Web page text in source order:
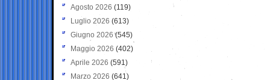
Agosto 2026 (119)
Luglio 2026 (613)
Giugno 2026 (545)
Maggio 2026 (402)
Aprile 2026 (591)
Marzo 2026 (641)